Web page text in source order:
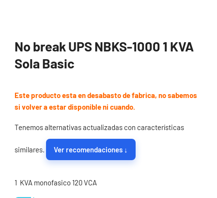
No break UPS NBKS-1000 1 KVA
Sola Basic
Este producto esta en desabasto de fabrica, no sabemos
si volver a estar disponible ni cuando.
Tenemos alternativas actualizadas con características
similares. Ver recomendaciones ↓
1 KVA monofasico 120 VCA